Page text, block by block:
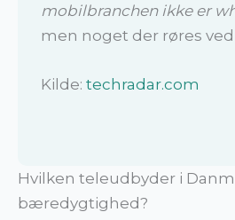
mobilbranchen ikke er
men noget der røres
Kilde: techradar.com
Hvilken teleudbyder i
bæredygtighed?